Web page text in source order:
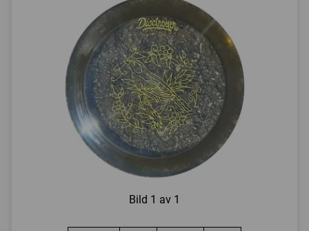
Bild 1 av 1